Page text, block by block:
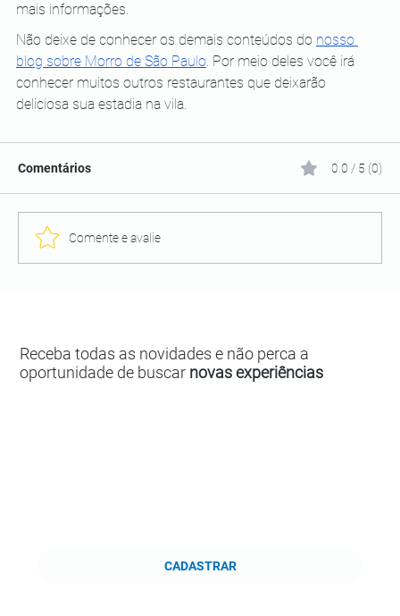
mais informações.
Não deixe de conhecer os demais conteúdos do nosso
blog sobre Morro de São Paulo. Por meio deles você irá
conhecer muitos outros restaurantes que deixarão
deliciosa sua estadia na vila.
Comentários 0.0 / 5 (0)
Comente e avalie
Receba todas as novidades e não perca a
oportunidade de buscar novas experiências
CADASTRAR